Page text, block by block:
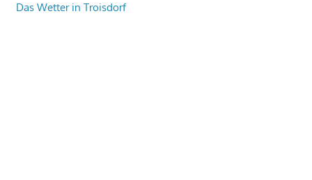
Das Wetter in Troisdorf